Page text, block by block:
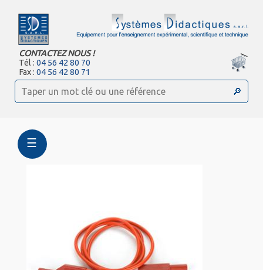
CONTACTEZ NOUS !
Tél :04 56 42 80 70
Fax :04 56 42 80 71
☰